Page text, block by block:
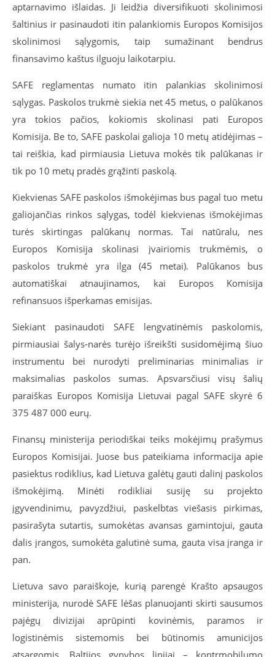
aptarnavimo išlaidas. Ji leidžia diversifikuoti skolinimosi
šaltinius ir pasinaudoti itin palankiomis Europos Komisijos
skolinimosi sąlygomis, taip sumažinant bendrus
finansavimo kaštus ilguoju laikotarpiu.
SAFE reglamentas numato itin palankias skolinimosi
sąlygas. Paskolos trukmė siekia net 45 metus, o palūkanos
yra tokios pačios, kokiomis skolinasi pati Europos
Komisija. Be to, SAFE paskolai galioja 10 metų atidėjimas –
tai reiškia, kad pirmiausia Lietuva mokės tik palūkanas ir
tik po 10 metų pradės grąžinti paskolą.
Kiekvienas SAFE paskolos išmokėjimas bus pagal tuo metu
galiojančias rinkos sąlygas, todėl kiekvienas išmokėjimas
turės skirtingas palūkanų normas. Tai natūralu, nes
Europos Komisija skolinasi įvairiomis trukmėmis, o
paskolos trukmė yra ilga (45 metai). Palūkanos bus
automatiškai atnaujinamos, kai Europos Komisija
refinansuos išperkamas emisijas.
Siekiant pasinaudoti SAFE lengvatinėmis paskolomis,
pirmiausiai šalys-narės turėjo išreikšti susidomėjimą šiuo
instrumentu bei nurodyti preliminarias minimalias ir
maksimalias paskolos sumas. Apsvarsčiusi visų šalių
paraiškas Europos Komisija Lietuvai pagal SAFE skyrė 6
375 487 000 eurų.
Finansų ministerija periodiškai teiks mokėjimų prašymus
Europos Komisijai. Juose bus pateikiama informacija apie
pasiektus rodiklius, kad Lietuva galėtų gauti dalinį paskolos
išmokėjimą. Minėti rodikliai susiję su projekto
įgyvendinimu, pavyzdžiui, paskelbtas viešasis pirkimas,
pasirašyta sutartis, sumokėtas avansas gamintojui, gauta
dalis įrangos, sumokėta galutinė suma, gauta visa įranga ir
pan.
Lietuva savo paraiškoje, kurią parengė Krašto apsaugos
ministerija, nurodė SAFE lėšas planuojanti skirti sausumos
pajėgų divizijai aprūpinti kovinėmis, paramos ir
logistinėmis sistemomis bei būtinomis amunicijos
atsargomis, Baltijos gynybos linijai – kontrmobilumo